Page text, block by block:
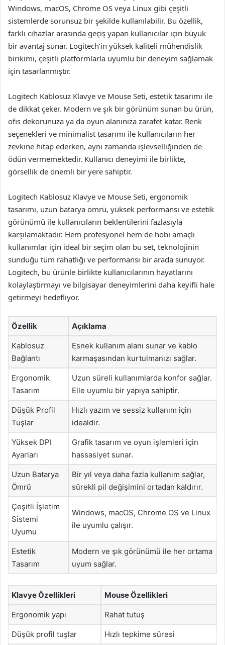
Windows, macOS, Chrome OS veya Linux gibi çeşitli
sistemlerde sorunsuz bir şekilde kullanılabilir. Bu özellik,
farklı cihazlar arasında geçiş yapan kullanıcılar için büyük
bir avantaj sunar. Logitech’in yüksek kaliteli mühendislik
birikimi, çeşitli platformlarla uyumlu bir deneyim sağlamak
için tasarlanmıştır.
Logitech Kablosuz Klavye ve Mouse Seti, estetik tasarımı ile
de dikkat çeker. Modern ve şık bir görünüm sunan bu ürün,
ofis dekorunuza ya da oyun alanınıza zarafet katar. Renk
seçenekleri ve minimalist tasarımı ile kullanıcıların her
zevkine hitap ederken, aynı zamanda işlevselliğinden de
ödün vermemektedir. Kullanıcı deneyimi ile birlikte,
görsellik de önemli bir yere sahiptir.
Logitech Kablosuz Klavye ve Mouse Seti, ergonomik
tasarımı, uzun batarya ömrü, yüksek performansı ve estetik
görünümü ile kullanıcıların beklentilerini fazlasıyla
karşılamaktadır. Hem profesyonel hem de hobi amaçlı
kullanımlar için ideal bir seçim olan bu set, teknolojinin
sunduğu tüm rahatlığı ve performansı bir arada sunuyor.
Logitech, bu ürünle birlikte kullanıcılarının hayatlarını
kolaylaştırmayı ve bilgisayar deneyimlerini daha keyifli hale
getirmeyi hedefliyor.
Özellik Açıklama
Kablosuz
Bağlantı
Esnek kullanım alanı sunar ve kablo
karmaşasından kurtulmanızı sağlar.
Ergonomik
Tasarım
Uzun süreli kullanımlarda konfor sağlar.
Elle uyumlu bir yapıya sahiptir.
Düşük Profil
Tuşlar
Hızlı yazım ve sessiz kullanım için
idealdir.
Yüksek DPI
Ayarları
Grafik tasarım ve oyun işlemleri için
hassasiyet sunar.
Uzun Batarya
Ömrü
Bir yıl veya daha fazla kullanım sağlar,
sürekli pil değişimini ortadan kaldırır.
Çeşitli İşletim
Sistemi
Uyumu
Windows, macOS, Chrome OS ve Linux
ile uyumlu çalışır.
Estetik
Tasarım
Modern ve şık görünümü ile her ortama
uyum sağlar.
Klavye Özellikleri Mouse Özellikleri
Ergonomik yapı Rahat tutuş
Düşük profil tuşlar Hızlı tepkime süresi